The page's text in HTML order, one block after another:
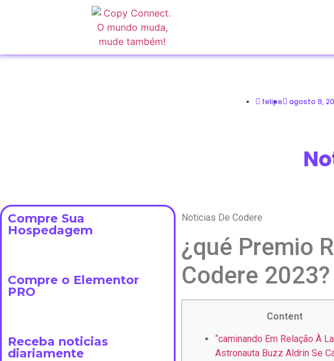
felipe agosto 9,
Compre Sua
Hospedagem
Compre o Elementor
PRO
Receba noticias
diariamente
Noticias De Codere
¿qué Premio
Codere 2023?
Content
“caminando Em Relação À
Astronauta Buzz Aldrin Se